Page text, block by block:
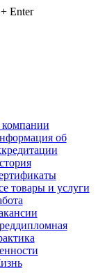
Enter
об
товары и услуги